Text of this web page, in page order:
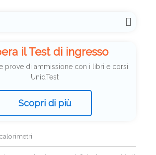
il Test di ingresso
prove di ammissione con i libri e corsi
UnidTest
Scopri di più